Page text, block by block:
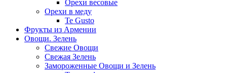
Орехи весовые
Орехи в меду
Te Gusto
Фрукты из Армении
Овощи. Зелень
Свежие Овощи
Свежая Зелень
Замороженные Овощи и Зелень